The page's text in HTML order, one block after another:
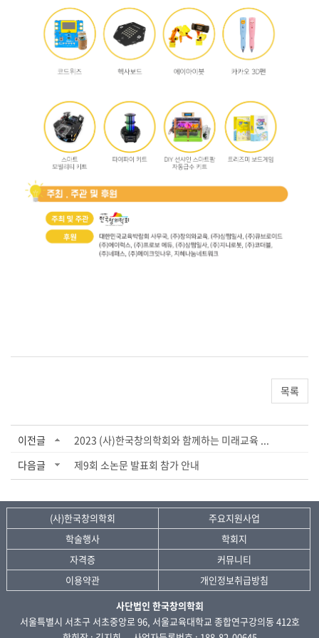
목록
이전글
2023 (사)한국창의학회와 함께하는 미래교육 ...
다음글
제9회 소논문 발표회 참가 안내
(사)한국창의학회
주요지원사업
학술행사
학회지
자격증
커뮤니티
이용약관
개인정보취급방침
사단법인 한국창의학회
서울특별시 서초구 서초중앙로 96, 서울교육대학교 종합연구강의동 412호